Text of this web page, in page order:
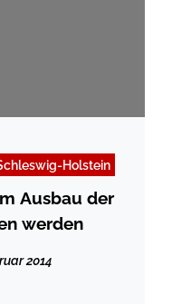
Holstein
Ausbau der
werden
2014